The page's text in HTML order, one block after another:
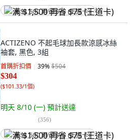
满 $1,500 再省 $75 (王道卡)
ACTIZENO 不起毛球加長款涼感冰絲
袖套, 黑色, 3組
首購折扣價 39%$504
$304
($101.33/1個)
明天 8/10 (一) 預計送達
(356)
满 $1,500 再省 $75 (王道卡)